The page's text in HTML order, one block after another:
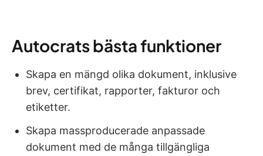
Autocrats bästa funktioner
Skapa en mängd olika dokument, inklusive
brev, certifikat, rapporter, fakturor och
etiketter.
Skapa massproducerade anpassade
dokument med de många tillgängliga